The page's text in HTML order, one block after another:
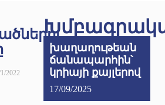
2022
խաղաղութեան
ճանապարհին՝
կրիայի քայլերով
17/09/2025